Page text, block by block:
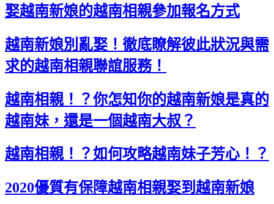
娶越南新娘的越南相親參加報名方式
越南新娘別亂娶！徹底瞭解彼此狀況與需
求的越南相親聯誼服務！
越南相親！？你怎知你的越南新娘是真的
越南妹，還是一個越南大叔？
越南相親！？如何攻略越南妹子芳心！？
2020優質有保障越南相親娶到越南新娘